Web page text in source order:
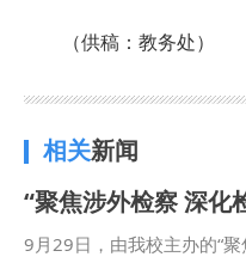
（供稿：教务处）
相关新闻
9月29日，由我校主办的“